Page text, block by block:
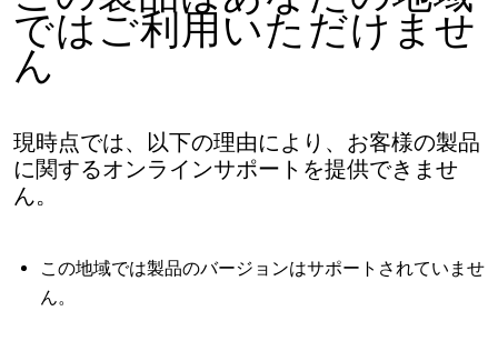
ではご利用いただけませ
ん
現時点では、以下の理由により、お客様の製品
に関するオンラインサポートを提供できませ
ん。
この地域では製品のバージョンはサポートされていませ
ん。